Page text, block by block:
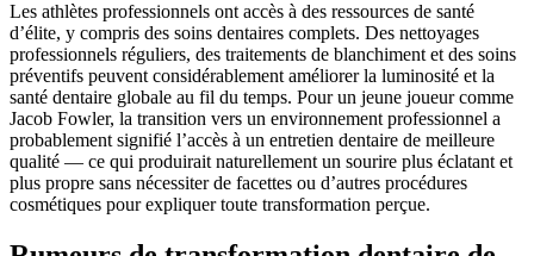
Les athlètes professionnels ont accès à des ressources de santé
d’élite, y compris des soins dentaires complets. Des nettoyages
professionnels réguliers, des traitements de blanchiment et des soins
préventifs peuvent considérablement améliorer la luminosité et la
santé dentaire globale au fil du temps. Pour un jeune joueur comme
Jacob Fowler, la transition vers un environnement professionnel a
probablement signifié l’accès à un entretien dentaire de meilleure
qualité — ce qui produirait naturellement un sourire plus éclatant et
plus propre sans nécessiter de facettes ou d’autres procédures
cosmétiques pour expliquer toute transformation perçue.